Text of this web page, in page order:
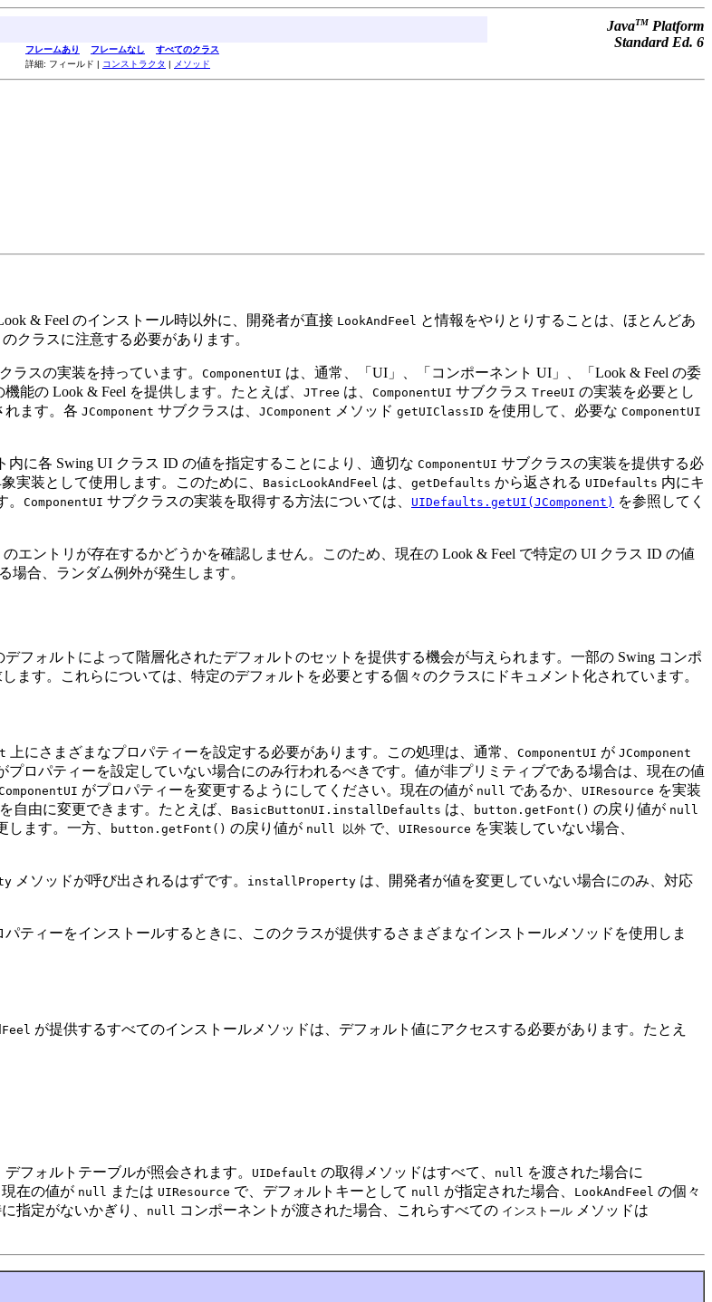
JavaTM Platform
Standard Ed. 6
フレームあり フレームなし
すべてのクラス
詳細: フィールド | コンストラクタ | メソッド
& Feel のインストール時以外に、開発者が直接 LookAndFeel と情報をやりとりすることは、ほとんどあ
クラスに注意する必要があります。
ラスの実装を持っています。 ComponentUI は、通常、「UI」、「コンポーネント UI」、「Look & Feel の委
能の Look & Feel を提供します。たとえば、 JTree は、 ComponentUI サブクラス TreeUI の実装を必要とし
れます。各 JComponent サブクラスは、 JComponent メソッド getUIClassID を使用して、必要な ComponentUI
内に各 Swing UI クラス ID の値を指定することにより、適切な ComponentUI サブクラスの実装を提供する必
実装として使用します。このために、 BasicLookAndFeel は、 getDefaults から返される UIDefaults 内にキ
。 ComponentUI サブクラスの実装を取得する方法については、 UIDefaults.getUI(JComponent) を参照してく
エントリが存在するかどうかを確認しません。このため、現在の Look & Feel で特定の UI クラス ID の値
場合、ランダム例外が発生します。
フォルトによって階層化されたデフォルトのセットを提供する機会が与えられます。一部の Swing コンポ
ます。これらについては、特定のデフォルトを必要とする個々のクラスにドキュメント化されています。
上にさまざまなプロパティーを設定する必要があります。この処理は、通常、 ComponentUI が JComponent
ロパティーを設定していない場合にのみ行われるべきです。値が非プリミティブである場合は、現在の値
がプロパティーを変更するようにしてください。現在の値が null であるか、 UIResource を実装
自由に変更できます。たとえば、
BasicButtonUI.installDefaults は、 button.getFont() の戻り値が null
します。一方、 button.getFont() の戻り値が null 以外 で、 UIResource を実装していない場合、
メソッドが呼び出されるはずです。 installProperty は、開発者が値を変更していない場合にのみ、対応
ティーをインストールするときに、このクラスが提供するさまざまなインストールメソッドを使用しま
が提供するすべてのインストールメソッドは、デフォルト値にアクセスする必要があります。たとえ
フォルトテーブルが照会されます。 UIDefault の取得メソッドはすべて、 null を渡された場合に
在の値が null または UIResource で、デフォルトキーとして null が指定された場合、 LookAndFeel の個々
指定がないかぎり、 null コンポーネントが渡された場合、これらすべての インストール メソッドは